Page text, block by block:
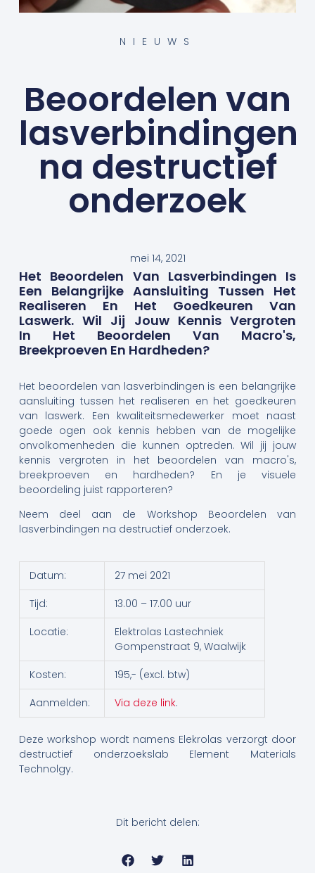
NIEUWS
Beoordelen van
lasverbindingen
na destructief
onderzoek
mei 14, 2021
Het Beoordelen Van Lasverbindingen Is
Een Belangrijke Aansluiting Tussen Het
Realiseren En Het Goedkeuren Van
Laswerk. Wil Jij Jouw Kennis Vergroten
In Het Beoordelen Van Macro's,
Breekproeven En Hardheden?
Het beoordelen van lasverbindingen is een belangrijke
aansluiting tussen het realiseren en het goedkeuren
van laswerk. Een kwaliteitsmedewerker moet naast
goede ogen ook kennis hebben van de mogelijke
onvolkomenheden die kunnen optreden. Wil jij jouw
kennis vergroten in het beoordelen van macro's,
breekproeven en hardheden? En je visuele
beoordeling juist rapporteren?
Neem deel aan de Workshop Beoordelen van
lasverbindingen na destructief onderzoek.
Datum:
27 mei 2021
Tijd:
13.00 – 17.00 uur
Locatie:
Elektrolas Lastechniek
Gompenstraat 9, Waalwijk
Kosten:
195,- (excl. btw)
Aanmelden:
Via deze link.
Deze workshop wordt namens Elekrolas verzorgt door
destructief onderzoekslab Element Materials
Technolgy.
Dit bericht delen: